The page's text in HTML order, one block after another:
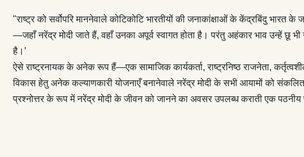
"राष्ट्र को सर्वोपरि माननेवाले कोटिकोटि भारतीयों की जनाकांक्षाओं के केंद्रबिंदु
—जहाँ नरेंद्र मोदी जाते हैं, वहाँ उनका अपूर्व स्वागत होता है। परंतु अहंकार भाव उन्हें छू
है।’
ऐसे राष्ट्रनायक के अनेक रूप हैं—एक सामाजिक कार्यकर्ता, राष्ट्रनिष्ठ राजनेता,
विकास हेतु अनेक कल्याणकारी योजनाएँ बनानेवाले नरेंद्र मोदी के सभी आयामों को
प्रश्नोत्तर के रूप में नरेंद्र मोदी के जीवन को जानने का अवसर उपलब्ध कराती एक